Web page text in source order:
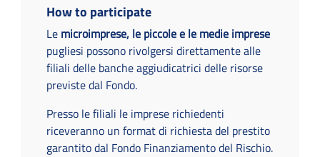
How to participate
Le microimprese, le piccole e le medie imprese
pugliesi possono rivolgersi direttamente alle
filiali delle banche aggiudicatrici delle risorse
previste dal Fondo.
Presso le filiali le imprese richiedenti
riceveranno un format di richiesta del prestito
garantito dal Fondo Finanziamento del Rischio.